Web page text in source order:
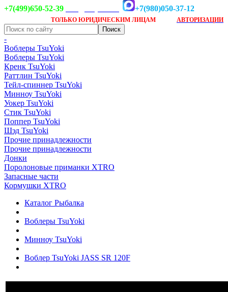
+7(499)650-52-39
+7(980)050-37-12
ТОЛЬКО ЮРИДИЧЕСКИМ ЛИЦАМ АВТОРИЗАЦИИ
-
Воблеры TsuYoki
Воблеры TsuYoki
Кренк TsuYoki
Раттлин TsuYoki
Тейл-спиннер TsuYoki
Минноу TsuYoki
Уокер TsuYoki
Стик TsuYoki
Поппер TsuYoki
Шэд TsuYoki
Прочие принадлежности
Прочие принадлежности
Донки
Поролоновые приманки XTRO
Запасные части
Кормушки XTRO
Каталог Рыбалка
Воблеры TsuYoki
Минноу TsuYoki
Воблер TsuYoki JASS SR 120F